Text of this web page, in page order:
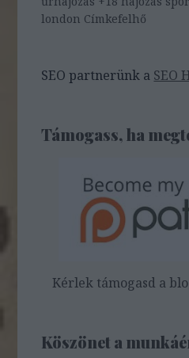
london Címkefelhő
SEO partnerünk a SEO
Támogass, ha
Kérlek támogasd a
Köszönet a